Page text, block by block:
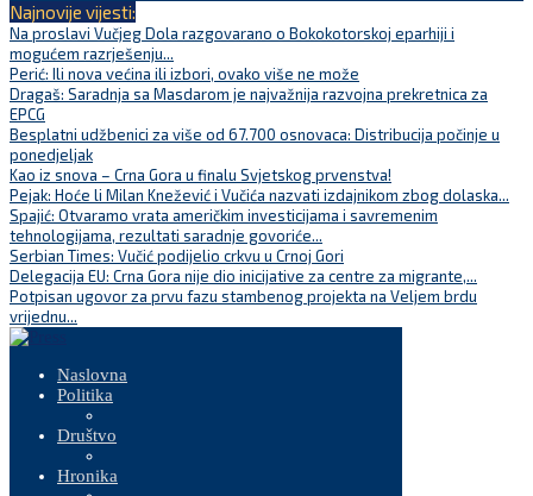
Najnovije vijesti:
Na proslavi Vučjeg Dola razgovarano o Bokokotorskoj eparhiji i
mogućem razrješenju...
Perić: Ili nova većina ili izbori, ovako više ne može
Dragaš: Saradnja sa Masdarom je najvažnija razvojna prekretnica za
EPCG
Besplatni udžbenici za više od 67.700 osnovaca: Distribucija počinje u
ponedjeljak
Kao iz snova – Crna Gora u finalu Svjetskog prvenstva!
Pejak: Hoće li Milan Knežević i Vučića nazvati izdajnikom zbog dolaska...
Spajić: Otvaramo vrata američkim investicijama i savremenim
tehnologijama, rezultati saradnje govoriće...
Serbian Times: Vučić podijelio crkvu u Crnoj Gori
Delegacija EU: Crna Gora nije dio inicijative za centre za migrante,...
Potpisan ugovor za prvu fazu stambenog projekta na Veljem brdu
vrijednu...
Naslovna
Politika
Društvo
Hronika